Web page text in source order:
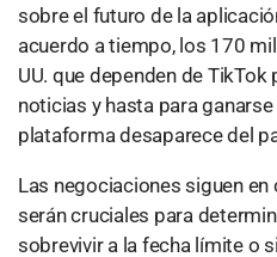
sobre el futuro de la
acuerdo a tiempo, los 170
UU. que dependen de
noticias y hasta para
plataforma desaparece del
Las negociaciones siguen
serán cruciales para
sobrevivir a la fecha límite o